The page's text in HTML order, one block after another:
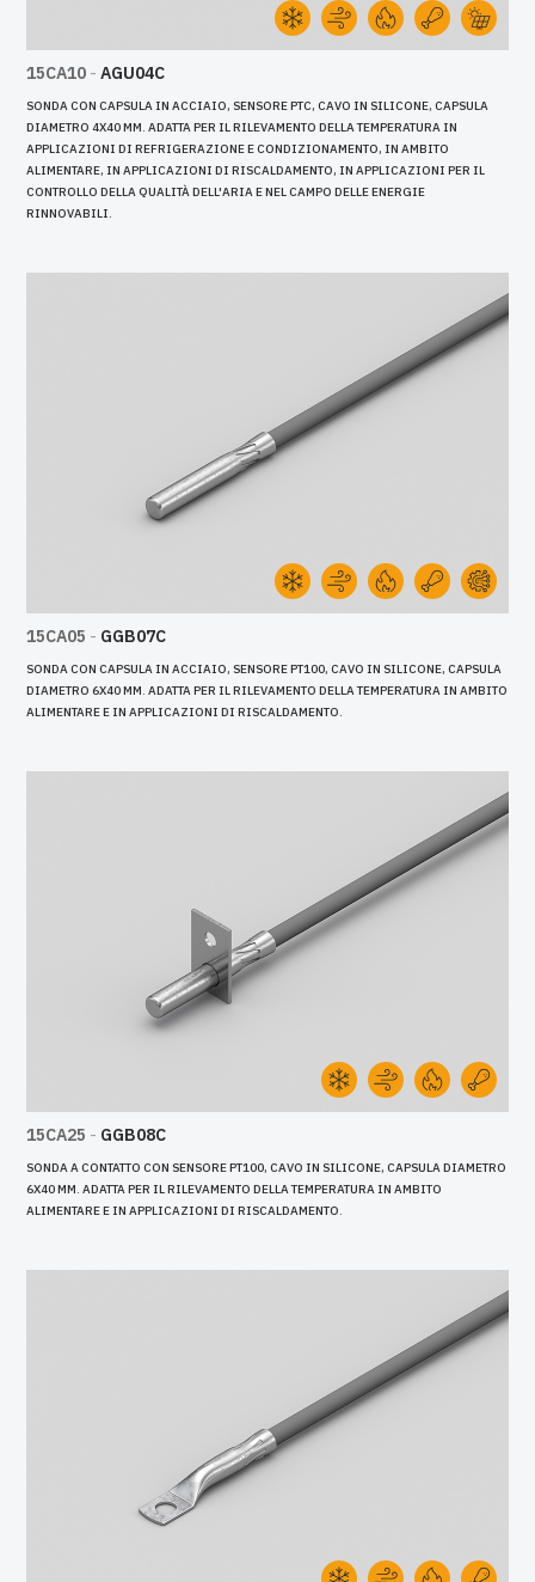
15CA10 - AGU04C
SONDA CON CAPSULA IN ACCIAIO, SENSORE PTC, CAVO IN SILICONE, CAPSULA
DIAMETRO 4X40 MM. ADATTA PER IL RILEVAMENTO DELLA TEMPERATURA IN
APPLICAZIONI DI REFRIGERAZIONE E CONDIZIONAMENTO, IN AMBITO
ALIMENTARE, IN APPLICAZIONI DI RISCALDAMENTO, IN APPLICAZIONI PER IL
CONTROLLO DELLA QUALITÀ DELL'ARIA E NEL CAMPO DELLE ENERGIE
RINNOVABILI.
15CA05 - GGB07C
SONDA CON CAPSULA IN ACCIAIO, SENSORE PT100, CAVO IN SILICONE, CAPSULA
DIAMETRO 6X40 MM. ADATTA PER IL RILEVAMENTO DELLA TEMPERATURA IN AMBITO
ALIMENTARE E IN APPLICAZIONI DI RISCALDAMENTO.
15CA25 - GGB08C
SONDA A CONTATTO CON SENSORE PT100, CAVO IN SILICONE, CAPSULA DIAMETRO
6X40 MM. ADATTA PER IL RILEVAMENTO DELLA TEMPERATURA IN AMBITO
ALIMENTARE E IN APPLICAZIONI DI RISCALDAMENTO.